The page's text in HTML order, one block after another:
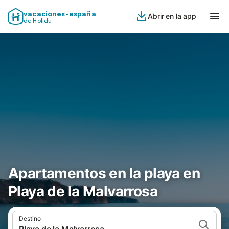
vacaciones-españa
de Holidu
Abrir en la app
Apartamentos en la playa en
Playa de la Malvarrosa
Destino